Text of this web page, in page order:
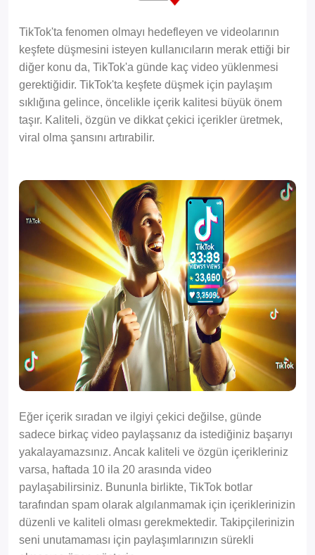
TikTok'ta fenomen olmayı hedefleyen ve videolarının
keşfete düşmesini isteyen kullanıcıların merak ettiği bir
diğer konu da, TikTok'a günde kaç video yüklenmesi
gerektiğidir. TikTok'ta keşfete düşmek için paylaşım
sıklığına gelince, öncelikle içerik kalitesi büyük önem
taşır. Kaliteli, özgün ve dikkat çekici içerikler üretmek,
viral olma şansını artırabilir.
Eğer içerik sıradan ve ilgiyi çekici değilse, günde
sadece birkaç video paylaşsanız da istediğiniz başarıyı
yakalayamazsınız. Ancak kaliteli ve özgün içerikleriniz
varsa, haftada 10 ila 20 arasında video
paylaşabilirsiniz. Bununla birlikte, TikTok botlar
tarafından spam olarak algılanmamak için içeriklerinizin
düzenli ve kaliteli olması gerekmektedir. Takipçilerinizin
seni unutamaması için paylaşımlarınızın sürekli